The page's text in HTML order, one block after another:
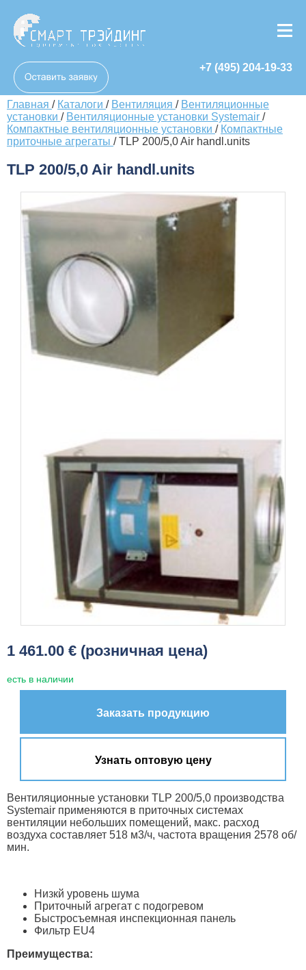
+7 (495) 204-19-33
Главная / Каталоги / Вентиляция / Вентиляционные
установки / Вентиляционные установки Systemair /
Компактные вентиляционные установки / Компактные
приточные агрегаты /TLP 200/5,0 Air handl.units
TLP 200/5,0 Air handl.units
1 461.00 € (розничная цена)
есть в наличии
Заказать продукцию
Узнать оптовую цену
Вентиляционные установки TLP 200/5,0 производства
Systemair применяются в приточных системах
вентиляции небольших помещений, макс. расход
воздуха составляет 518 м3/ч, частота вращения 2578 об/
мин.
Низкй уровень шума
Приточный агрегат с подогревом
Быстросъемная инспекционная панель
Фильтр EU4
Преимущества: